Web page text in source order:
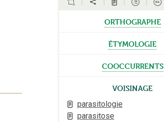
orthographe
étymologie
cooccurrents
Voisinage
parasitologie
parasitose